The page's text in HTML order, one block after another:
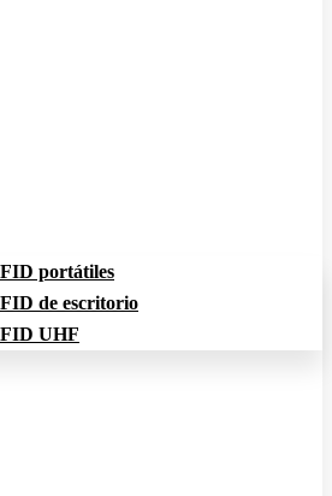
portátiles
de escritorio
UHF